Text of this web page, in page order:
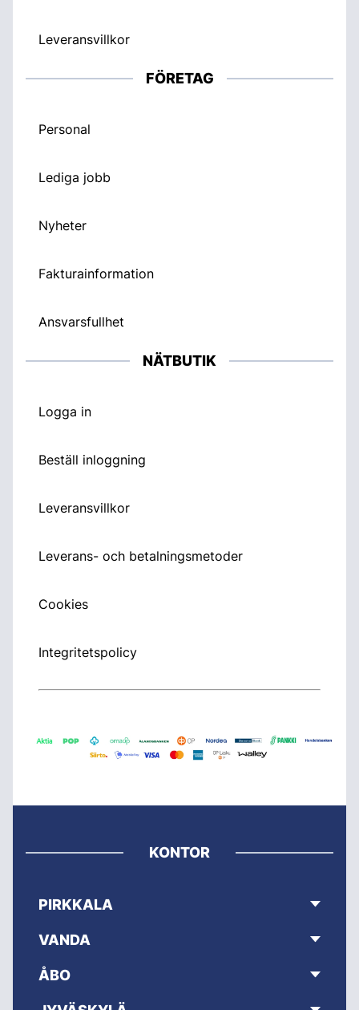
Leveransvillkor
FÖRETAG
Personal
Lediga jobb
Nyheter
Fakturainformation
Ansvarsfullhet
NÄTBUTIK
Logga in
Beställ inloggning
Leveransvillkor
Leverans- och betalningsmetoder
Cookies
Integritetspolicy
KONTOR
PIRKKALA
VANDA
ÅBO